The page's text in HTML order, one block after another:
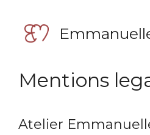
contenu
Mentions
Atelier